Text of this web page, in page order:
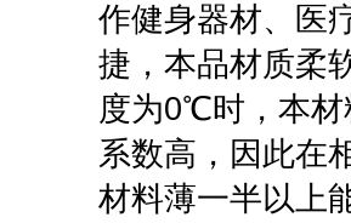
作健身器材、医
捷，本品材质柔
度为0℃时，本材
系数高，因此在
材料薄一半以上